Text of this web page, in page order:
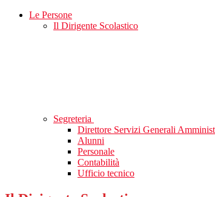
Le Persone
Il Dirigente Scolastico
Segreteria
Direttore Servizi Generali
Alunni
Personale
Contabilità
Ufficio tecnico